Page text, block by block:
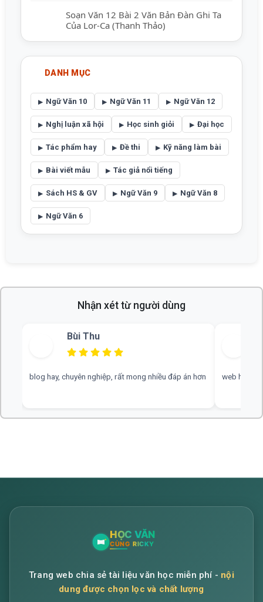
Soạn Văn 12 Bài 2 Văn Bản Đàn Ghi Ta
Của Lor-Ca (Thanh Thảo)
DANH MỤC
Ngữ Văn 10 Ngữ Văn 11 Ngữ Văn 12
Nghị luận xã hội Học sinh giỏi Đại học
Tác phẩm hay Đề thi Kỹ năng làm bài
Bài viết mẫu Tác giả nổi tiếng
Sách HS & GV Ngữ Văn 9 Ngữ Văn 8
Ngữ Văn 6
Nhận xét từ người dùng
Bùi Thu
blog hay, chuyên nghiệp, rất mong nhiều đáp án hơn web hay,
Trang web chia sẻ tài liệu văn học miễn phí - nội
dung được chọn lọc và chất lượng